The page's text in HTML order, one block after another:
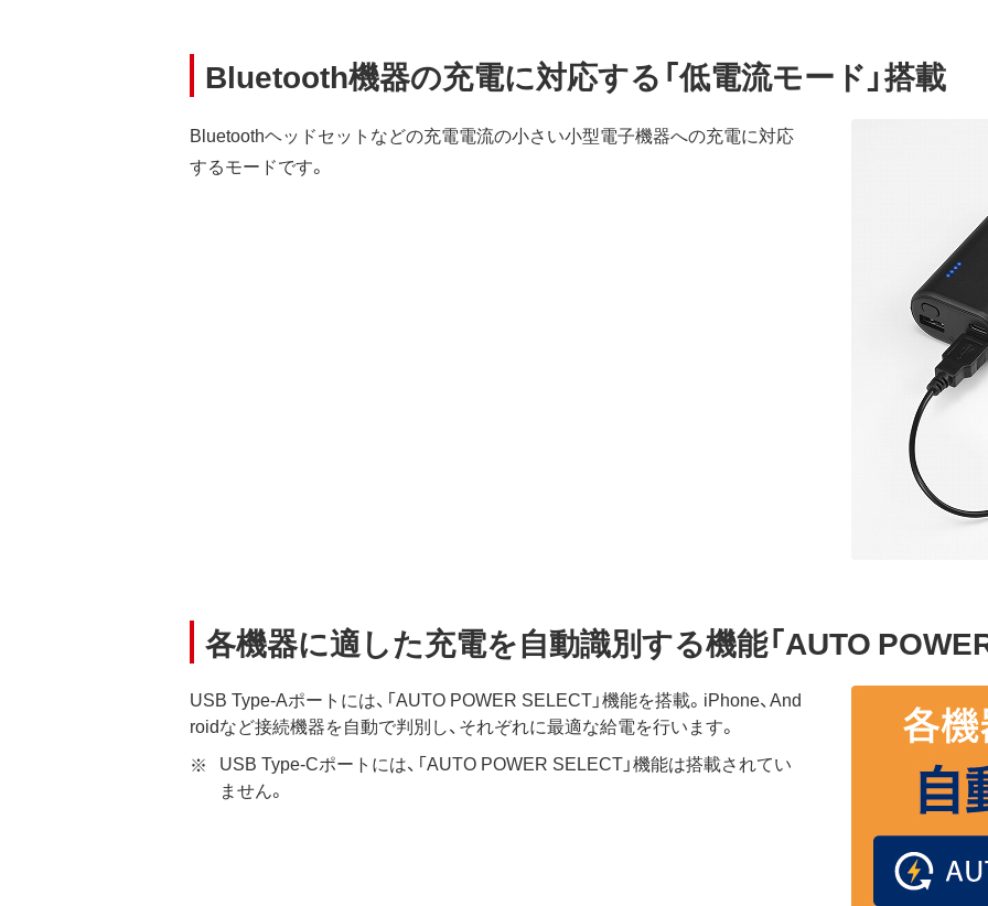
Bluetooth機器の充電に対応する「低電流モード」搭載
Bluetoothヘッドセットなどの充電電流の小さい小型電子機器への充電に対応
するモードです。
各機器に適した充電を自動識別する機能「AUTO
USB Type-Aポートには、「AUTO POWER SELECT」機能を搭載。iPhone、And
roidなど接続機器を自動で判別し、それぞれに最適な給電を行います。
USB Type-Cポートには、「AUTO POWER SELECT」機能は搭載されてい
ません。